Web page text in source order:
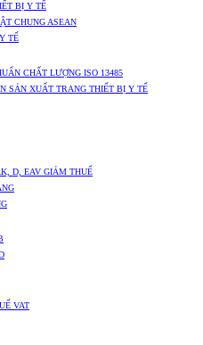
BỊ Y TẾ
CHUNG ASEAN
TẾ
CHẤT LƯỢNG ISO 13485
SẢN XUẤT TRANG THIẾT BỊ Y TẾ
D, EAV GIẢM THUẾ
VAT